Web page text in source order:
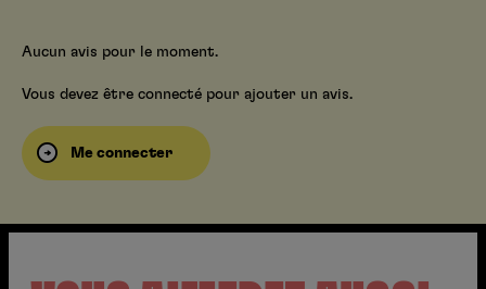
Aucun avis pour le moment.
Vous devez être connecté pour ajouter un avis.
Me connecter